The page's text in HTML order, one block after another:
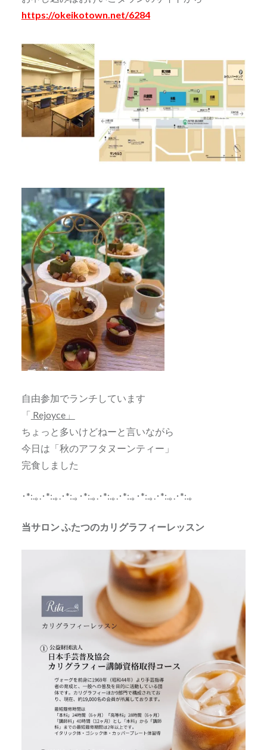
https://okeikotown.net/6284
自由参加でランチしています
「 Rejoyce」
ちょっと多いけどねーと言いながら
今日は「秋のアフタヌーンティー」
完食しました
･*:.｡.･*:.｡.･*:.｡･*:.｡.･*:.｡.･*:.｡･*:.｡.･*:.｡.･*:.｡
当サロン ふたつのカリグラフィーレッスン